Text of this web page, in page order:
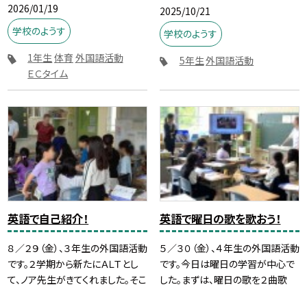
2026/01/19
学校のようす
1年生体育 外国語活動
ＥＣタイム
2025/10/21
学校のようす
5年生外国語活動
英語で自己紹介！
８／２９（金）、３年生の外国語活動
です。２学期から新たにＡＬＴとし
て、ノア先生がきてくれました。そこ
英語で曜日の歌を歌おう！
５／３０（金）、４年生の外国語活動
です。今日は曜日の学習が中心で
した。まずは、曜日の歌を２曲歌